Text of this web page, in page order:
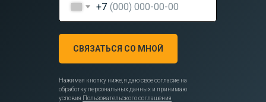
+7
СВЯЗАТЬСЯ СО МНОЙ
Нажимая кнопку ниже, я даю свое согласие на
обработку персональных данных и принимаю
условия Пользовательского соглашения